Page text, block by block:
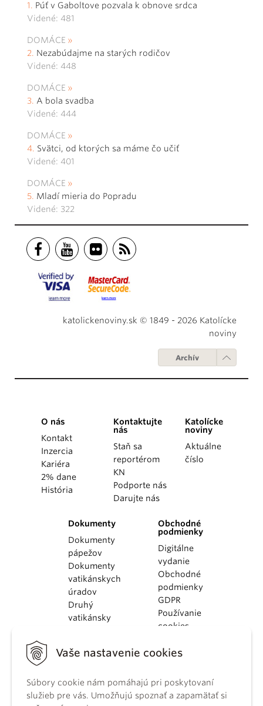
Vaše nastavenie cookies
Súbory cookie nám pomáhajú pri poskytovaní
služieb pre vás. Umožňujú spoznať a zapamätať si
Púť v Gaboltove pozvala k obnove srdca
Videné: 481
DOMÁCE
Nezabúdajme na starých rodičov
Videné: 448
DOMÁCE
A bola svadba
Videné: 444
DOMÁCE
Svätci, od ktorých sa máme čo učiť
Videné: 401
DOMÁCE
Mladí mieria do Popradu
Videné: 322
katolickenoviny.sk © 1849 - 2026 Katolícke
noviny
Archív
O nás
Kontakt
Inzercia
Kariéra
2% dane
História
Kontaktujte
nás
Staň sa
reportérom
KN
Podporte nás
Darujte nás
Katolícke
noviny
Aktuálne
číslo
Dokumenty
Dokumenty
pápežov
Dokumenty
vatikánskych
úradov
Druhý
vatikánsky
KBS
kánonického
práva
Obchodné
podmienky
Digitálne
vydanie
Obchodné
podmienky
GDPR
Používanie
cookies